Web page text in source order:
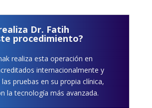
Dr. Fatih
procedimiento?
realiza esta operación en
internacionalmente y
pruebas en su propia clínica,
la tecnología más avanzada.